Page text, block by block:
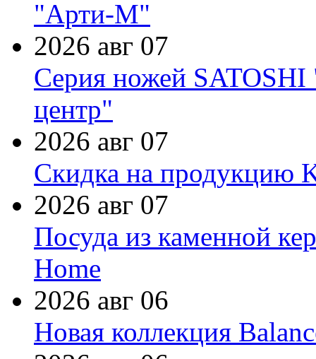
"Арти-М"
2026 авг 07
Серия ножей
центр"
2026 авг 07
Скидка на продукцию
2026 авг 07
Посуда из каменной
Home
2026 авг 06
Новая коллекция